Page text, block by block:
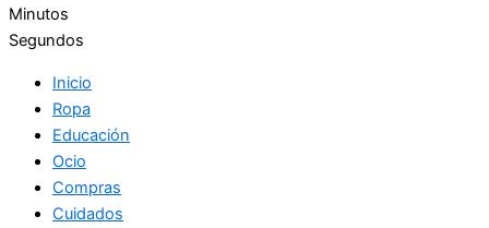
Minutos
Segundos
Inicio
Ropa
Educación
Ocio
Compras
Cuidados